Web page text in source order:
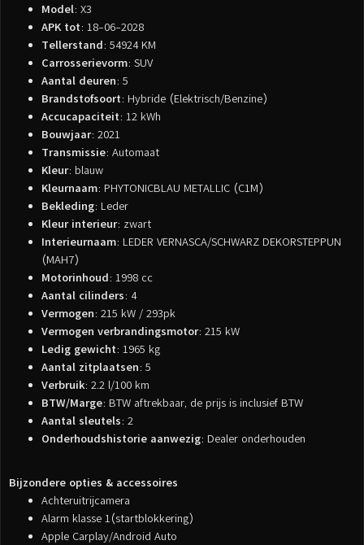
Model: X3
APK tot: 18-06-2028
Tellerstand: 54924 KM
Carrosserievorm: SUV
Aantal deuren: 5
Brandstofsoort: Hybride (Elektrisch/Benzine)
Accucapaciteit: 12 kWh
Bouwjaar: 2021
Transmissie: Automaat
Kleur: blauw
Kleurnaam: PHYTONICBLAU METALLIC (C1M)
Bekleding: Leder
Kleur interieur: zwart
Interieurnaam: LEDER VERNASCA/SCHWARZ DEKORSTEPPUN
(MAH7)
Motorinhoud: 1998 cc
Aantal cilinders: 4
Vermogen: 215 kW / 293pk
Vermogen verbrandingsmotor: 215 kW
Ledig gewicht: 1965 kg
Aantal zitplaatsen: 5
Verbruik: 2.2 l/100 km
BTW/Marge: BTW aftrekbaar, de prijs is inclusief BTW
Aantal sleutels: 2
Onderhoudshistorie aanwezig: Dealer onderhouden
Bijzondere opties & accessoires
Achteruitrijcamera
Alarm klasse 1(startblokkering)
Apple Carplay/Android Auto